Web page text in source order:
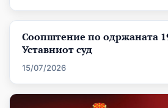
Соопштение по одржаната
Уставниот суд
15/07/2026